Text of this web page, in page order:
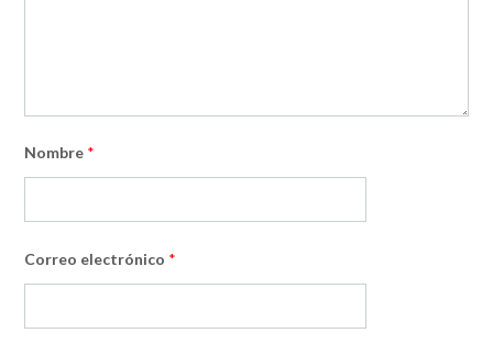
Nombre *
Correo electrónico *